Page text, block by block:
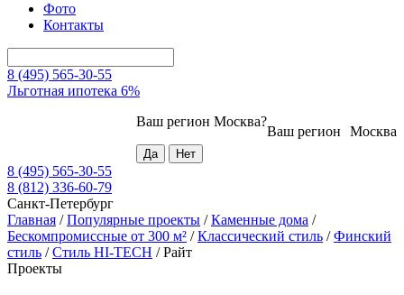
Фото
Контакты
8 (495) 565-30-55
Льготная ипотека 6%
Москва
Ваш регион
Ваш регион Москва?
8 (495) 565-30-55
8 (812) 336-60-79
Санкт-Петербург
Главная /Популярные проекты /Каменные дома /
Бескомпромиссные от 300 м² /Классический стиль /Финский
стиль /Стиль HI-TECH /Райт
Проекты